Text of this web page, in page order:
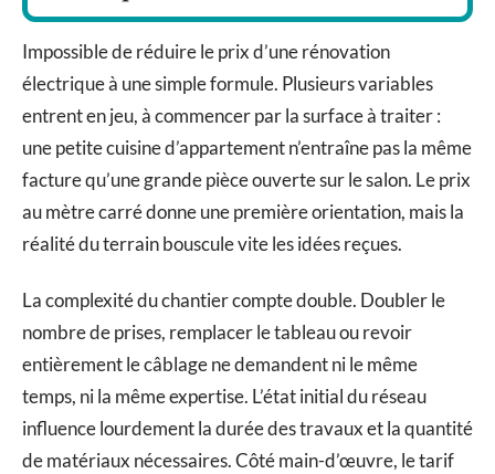
Impossible de réduire le prix d’une rénovation
électrique à une simple formule. Plusieurs variables
entrent en jeu, à commencer par la surface à traiter :
une petite cuisine d’appartement n’entraîne pas la même
facture qu’une grande pièce ouverte sur le salon. Le prix
au mètre carré donne une première orientation, mais la
réalité du terrain bouscule vite les idées reçues.
La complexité du chantier compte double. Doubler le
nombre de prises, remplacer le tableau ou revoir
entièrement le câblage ne demandent ni le même
temps, ni la même expertise. L’état initial du réseau
influence lourdement la durée des travaux et la quantité
de matériaux nécessaires. Côté main-d’œuvre, le tarif